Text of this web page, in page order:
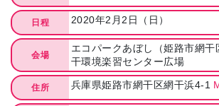
日程 2020年2月2日（日）
会場
エコパークあぼし（姫路市網干
干環境楽習センター広場
住所 兵庫県姫路市網干区網干浜4-1